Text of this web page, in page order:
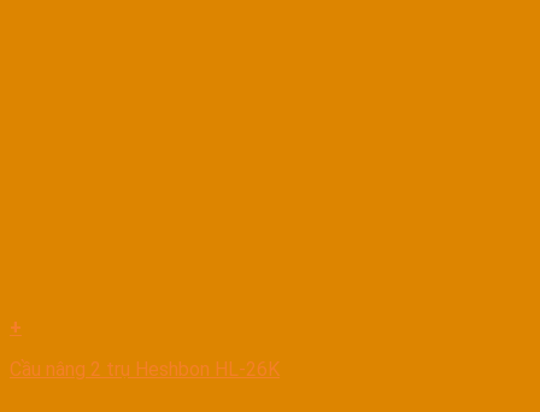
+
Cầu nâng 2 trụ Heshbon HL-26K